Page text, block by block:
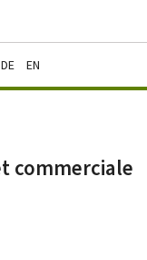
English
commerciale